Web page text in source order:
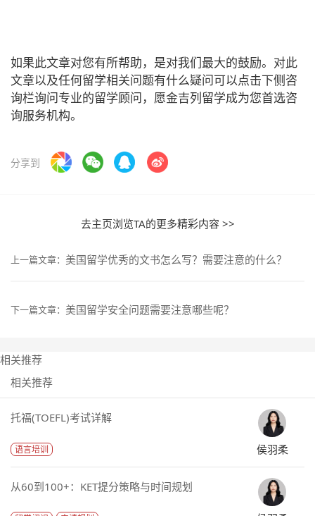
如果此文章对您有所帮助，是对我们最大的鼓励。对此
文章以及任何留学相关问题有什么疑问可以点击下侧咨
询栏询问专业的留学顾问，愿金吉列留学成为您首选咨
询服务机构。
分享到
去主页浏览TA的更多精彩内容 >>
上一篇文章： 美国留学优秀的文书怎么写？需要注意的什么？
下一篇文章： 美国留学安全问题需要注意哪些呢？
相关推荐
相关推荐
托福(TOEFL)考试详解
语言培训 侯羽柔
从60到100+：KET提分策略与时间规划